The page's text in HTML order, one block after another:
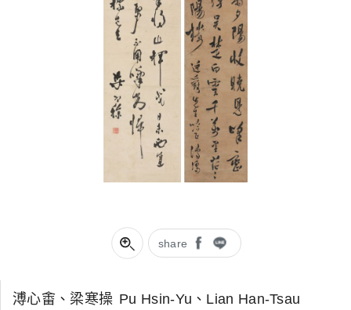
share
溥心畬、梁寒操 Pu Hsin-Yu、Lian Han-Tsau